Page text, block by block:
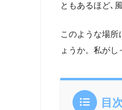
ともあるほど､
このような場
ょうか。私がし
目